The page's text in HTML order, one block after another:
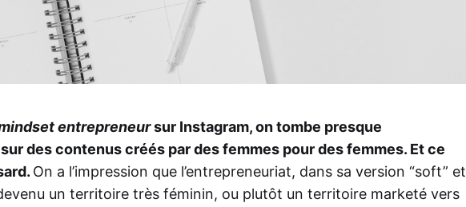
entrepreneursur Instagram, on tombe presque
des contenus créés par des femmes pour des femmes. Et ce
On a l’impression que l’entrepreneuriat, dans sa version “soft” et
un territoire très féminin, ou plutôt un territoire marketé vers